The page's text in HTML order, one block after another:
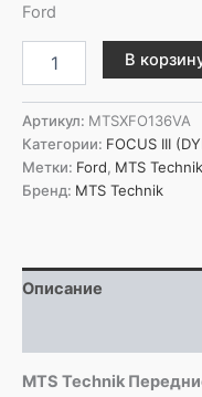
Ford
товара
Technik
Передние
пружины
с
занижением
Ford
FOCUS
В
Артикул: MTSXFO136VA
Категории: FOCUS III
Метки: Ford, MTS Technik
Бренд: MTS Technik
Описание
MTS Technik